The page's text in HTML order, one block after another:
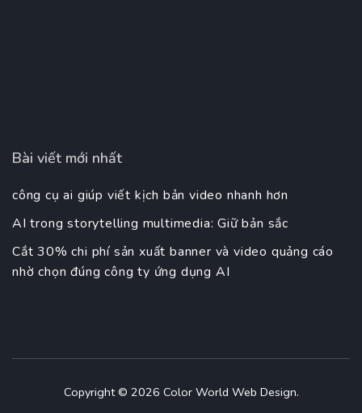
Bài viết mới nhất
công cụ ai giúp viết kịch bản video nhanh hơn
AI trong storytelling multimedia: Giữ bản sắc
Cắt 30% chi phí sản xuất banner và video quảng cáo
nhờ chọn đúng công ty ứng dụng AI
Copyright © 2026 Color World Web Design.